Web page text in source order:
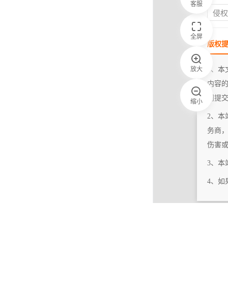
客服
全屏
放大
缩小
侵
版权
1、
内容
们提
2、本
务商
伤害
3、本
4、如